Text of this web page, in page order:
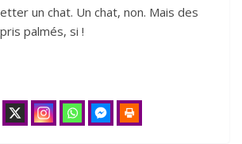
un chat. Un chat, non. Mais des
palmés, si !